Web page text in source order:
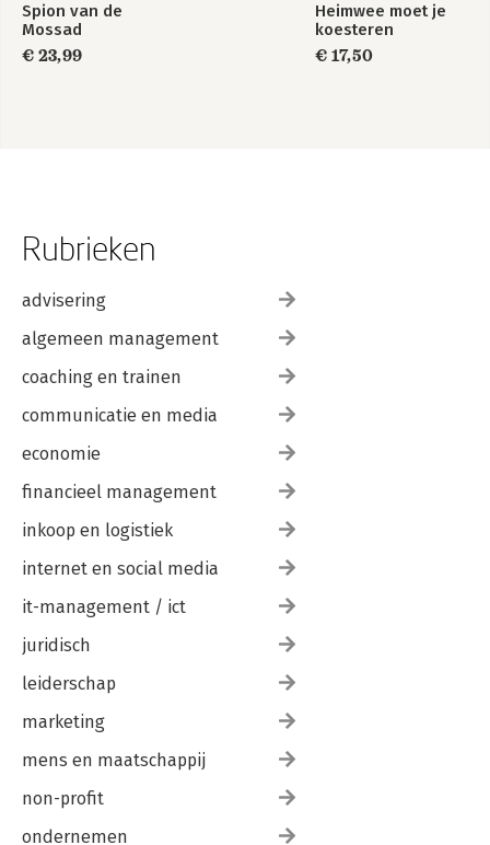
Spion van de
Mossad
€ 23,99
Heimwee moet je
koesteren
€ 17,50
Rubrieken
advisering
algemeen management
coaching en trainen
communicatie en media
economie
financieel management
inkoop en logistiek
internet en social media
it-management / ict
juridisch
leiderschap
marketing
mens en maatschappij
non-profit
ondernemen